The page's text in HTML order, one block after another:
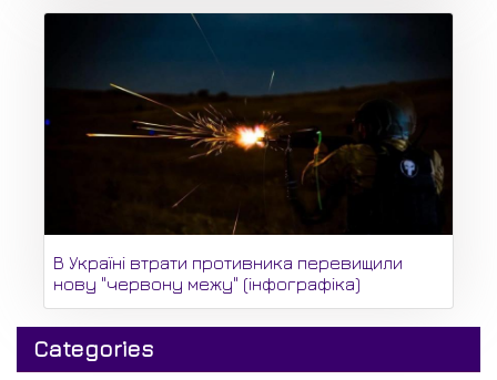
В Україні втрати противника перевищили
нову "червону межу" (інфографіка)
Categories